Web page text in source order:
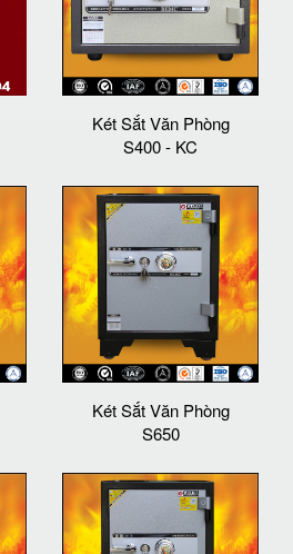
Két Sắt Văn Phòng
S400 - KC
Két Sắt Văn Phòng
S650